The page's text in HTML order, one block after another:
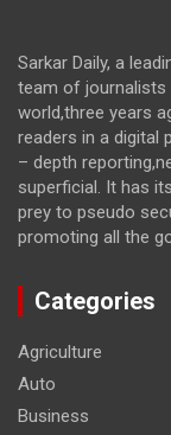
Sarkar Daily, a
team of journalists
world,three years
readers in a digital
– depth
superficial. It has
prey to pseudo
promoting all the
Categories
Agriculture
Auto
Business